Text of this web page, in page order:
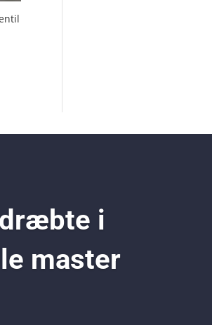
i
master